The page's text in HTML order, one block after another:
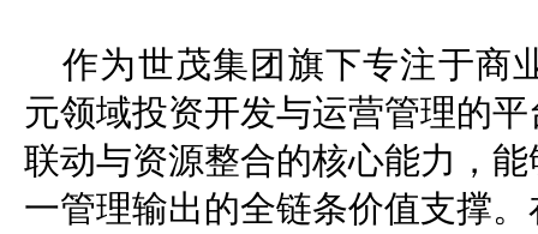
作为世茂集团旗下专注于商
元领域投资开发与运营管理的
联动与资源整合的核心能力，
一管理输出的全链条价值支撑